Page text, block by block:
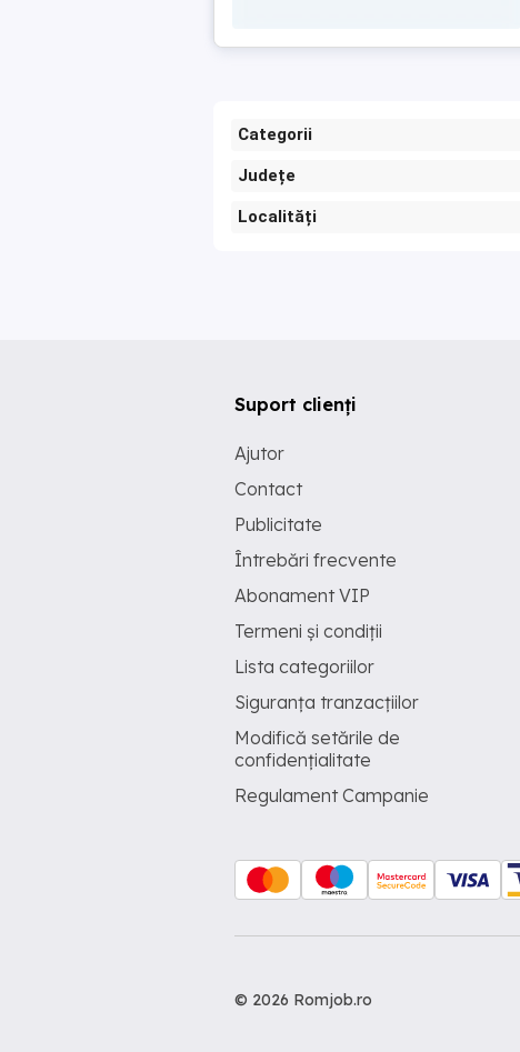
Categorii
Județe
Localități
Suport clienți
Ajutor
Contact
Publicitate
Întrebări frecvente
Abonament VIP
Termeni și condiții
Lista categoriilor
Siguranța tranzacțiilor
Modifică setările de
confidențialitate
Regulament Campanie
© 2026 Romjob.ro